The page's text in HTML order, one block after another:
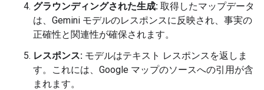
グラウンディングされた生成: 取得したマップデータ
は、Gemini モデルのレスポンスに反映され、事実の
正確性と関連性が確保されます。
レスポンス: モデルはテキスト レスポンスを返しま
す。これには、Google マップのソースへの引用が含
まれます。